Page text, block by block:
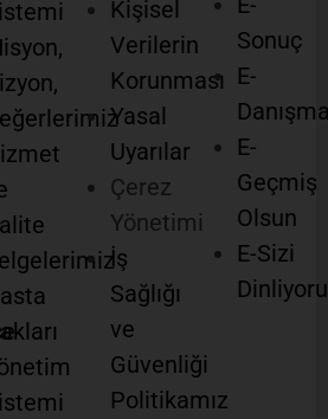
Kişisel
Verilerin
Korunması
Yasal
Uyarılar
Çerez
Yönetimi
İş
Sağlığı
ve
Güvenliği
Politikamız
Sonuç
E-
E-
Geçmiş
Olsun
E-Sizi